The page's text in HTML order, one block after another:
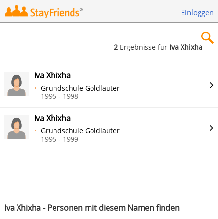
Einloggen
Suchen
2 Ergebnisse für Iva Xhixha
Iva Xhixha - Personen mit diesem Namen finden
Iva Xhixha
Grundschule Goldlauter
1995 - 1998
Iva Xhixha
Grundschule Goldlauter
1995 - 1999